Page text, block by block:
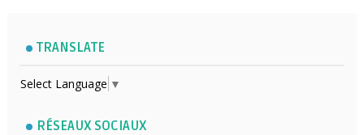
TRANSLATE
Select Language ▼
RÉSEAUX SOCIAUX